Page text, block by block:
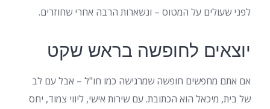
לפני שעולים על המטוס – ונשארות הרבה אחרי שחוזרים.
יוצאים לחופשה בראש שקט
אם אתם מחפשים חופשה שמרגישה כמו חו"ל – אבל עם לב
של בית, מיכאל הוא הכתובת. עם שירות אישי, ליווי צמוד, יחס